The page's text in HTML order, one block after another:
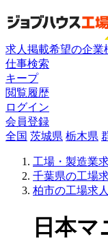
求人掲載希望の企業
仕事検索
キープ
閲覧履歴
ログイン
会員登録
全国 茨城県 栃木県
工場・製造業
千葉県の工場
柏市の工場求人
日本